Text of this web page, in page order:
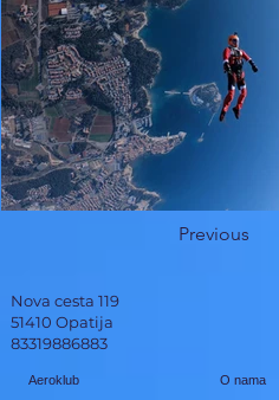
Previous
Nova cesta 119
51410 Opatija
83319886883
Aeroklub O nama